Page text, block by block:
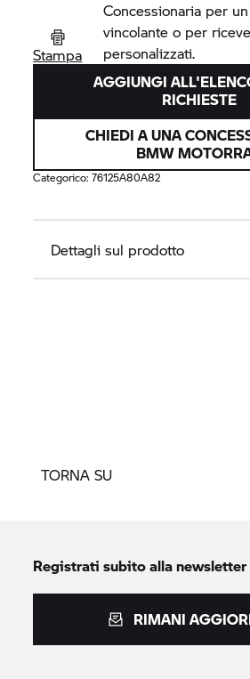
Stampa
Concessionaria per
vincolante o per
personalizzati.
AGGIUNGI
RICHIESTE
CHIEDI A UNA
BMW
Categorico:76125A80A82
Dettagli sul prodotto
TORNA SU
Registrati subito alla newsletter
RIMANI